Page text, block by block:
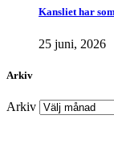
Kansliet har
25 juni, 2026
Arkiv
Arkiv